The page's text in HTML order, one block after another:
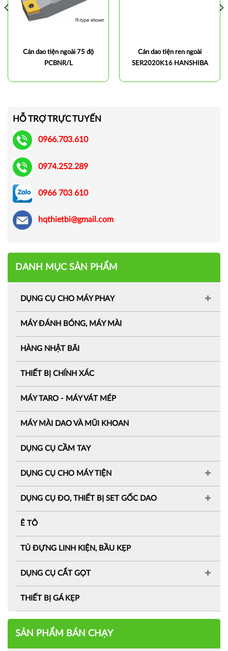
Cán dao tiện ngoài 75 độ
PCBNR/L
Cán dao tiện ren ngoài
SER2020K16 HANSHIBA
HỖ TRỢ TRỰC TUYẾN
0966.703.610
0974.252.289
0966 703 610
hqthietbi@gmail.com
DANH MỤC SẢN PHẨM
DỤNG CỤ CHO MÁY PHAY
MÁY ĐÁNH BÓNG, MÁY MÀI
HÀNG NHẬT BÃI
THIẾT BỊ CHÍNH XÁC
MÁY TARO - MÁY VÁT MÉP
MÁY MÀI DAO VÀ MŨI KHOAN
DỤNG CỤ CẦM TAY
DỤNG CỤ CHO MÁY TIỆN
DỤNG CỤ ĐO, THIẾT BỊ SET GỐC DAO
Ê TÔ
TỦ ĐỰNG LINH KIỆN, BẦU KẸP
DỤNG CỤ CẮT GỌT
THIẾT BỊ GÁ KẸP
SẢN PHẨM BÁN CHẠY